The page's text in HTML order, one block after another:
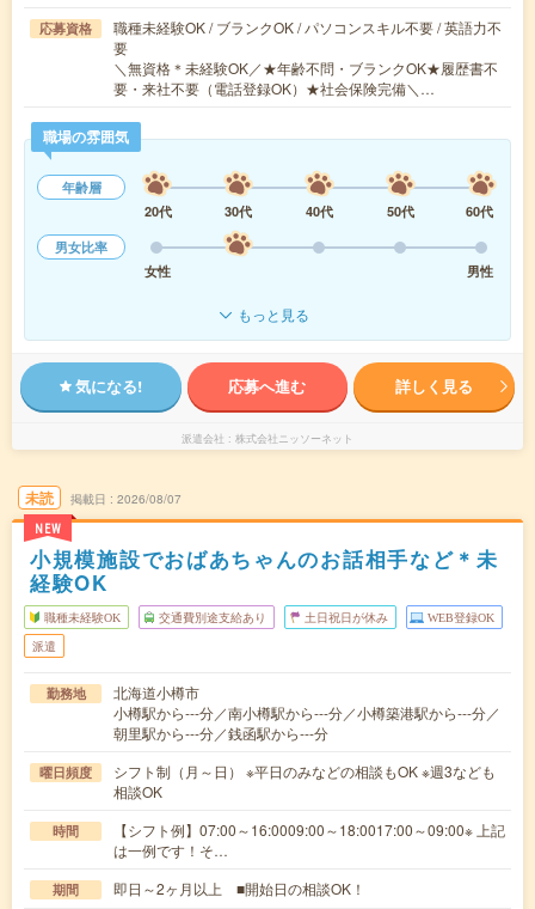
応募資格
職種未経験OK / ブランクOK / パソコンスキル不要 / 英語力不
要
＼無資格＊未経験OK／★年齢不問・ブランクOK★履歴書不
要・来社不要（電話登録OK）★社会保険完備＼…
職場の雰囲気
年齢層
20代
30代 40代 50代
60代
男女比率
女性
男性
もっと見る
気になる! 応募へ進む 詳しく見る
派遣会社 株式会社ニッソーネット
未読
NEW
掲載日 2026/08/07
小規模施設でおばあちゃんのお話相手など＊未
経験OK
職種未経験OK 交通費別途支給あり 土日祝日が休み WEB登録OK
派遣
勤務地
北海道小樽市
小樽駅から---分／南小樽駅から---分／小樽築港駅から---分／
朝里駅から---分／銭函駅から---分
曜日頻度
シフト制（月～日） ※平日のみなどの相談もOK ※週3なども
相談OK
時間
【シフト例】07:00～16:0009:00～18:0017:00～09:00※ 上記
は一例です！そ…
期間 即日～2ヶ月以上 ■開始日の相談OK！